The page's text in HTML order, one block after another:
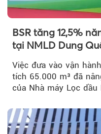
BSR tăng 12,5%
tại NMLD Dung
Việc đưa vào vận
tích 65.000 m³ đã
của Nhà máy Lọc